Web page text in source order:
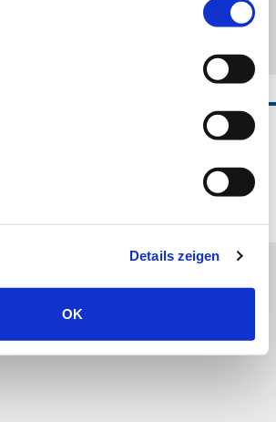
unsere Webseite weiterhin nutzen.
Details zeigen
OK
passenden Produkte für Ihre Suche finden.
und Lieferzeit
Widerrufsbelehrung